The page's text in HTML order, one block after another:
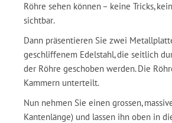
Röhre sehen können – keine Tricks,
sichtbar.
Dann präsentieren Sie zwei
geschliffenem Edelstahl, die seitlich
der Röhre geschoben werden. Die
Kammern unterteilt.
Nun nehmen Sie einen grossen,
Kantenlänge) und lassen ihn oben in